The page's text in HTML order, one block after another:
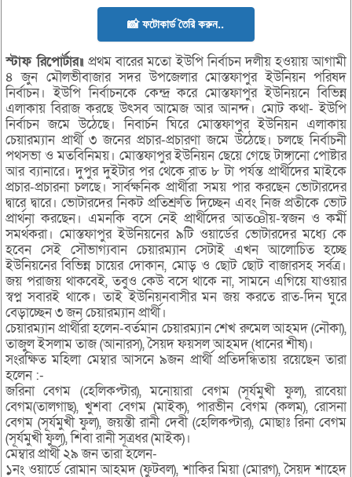
📸 ফটোকার্ড তৈরি করুন..
স্টাফ রিপোর্টার॥প্রথম বারের মতো ইউপি নির্বাচন দলীয় হওয়ায় আগামী
৪ জুন মৌলভীবাজার সদর উপজেলার মোস্তফাপুর ইউনিয়ন পরিষদ
নির্বাচন। ইউপি নির্বাচনকে কেন্দ্র করে মোস্তফাপুর ইউনিয়নে বিভিন্ন
এলাকায় বিরাজ করছে উৎসব আমেজ আর আনন্দ। মোট কথা- ইউপি
নির্বাচন জমে উঠেছে। নিবার্চন ঘিরে মোস্তফাপুর ইউনিয়ন এলাকায়
চেয়ারম্যান প্রার্থী ৩ জনের প্রচার-প্রচারণা জমে উঠেছে। চলছে নির্বাচনী
পথসভা ও মতবিনিময়। মোস্তফাপুর ইউনিয়ন ছেয়ে গেছে টাঙ্গানো পোষ্টার
আর ব্যানারে। দুপুর দুইটার পর থেকে রাত ৮ টা পর্যন্ত প্রার্থীদের মাইকে
প্রচার-প্রচারনা চলছে। সার্বক্ষনিক প্রার্থীরা সময় পার করছেন ভোটারদের
দ্বারে দ্বারে। ভোটারদের নিকট প্রতিশ্রুতি দিচ্ছেন এবং নিজ প্রতীকে ভোট
প্রার্থনা করছেন। এমনকি বসে নেই প্রার্থীদের আতœীয়-স্বজন ও কর্মী
সমর্থকরা। মোস্তফাপুর ইউনিয়নের ৯টি ওয়ার্ডের ভোটারদের মধ্যে কে
হবেন সেই সৌভাগ্যবান চেয়ারম্যান সেটাই এখন আলোচিত হচ্ছে
ইউনিয়নের বিভিন্ন চায়ের দোকান, মোড় ও ছোট ছোট বাজারসহ সর্বত্র।
জয় পরাজয় থাকবেই, তবুও কেউ বসে থাকে না, সামনে এগিয়ে যাওয়ার
স্বপ্ন সবারই থাকে। তাই ইউনিয়নবাসীর মন জয় করতে রাত-দিন ঘুরে
বেড়াচ্ছেন ৩ জন চেয়ারম্যান প্রার্থী।
চেয়ারম্যান প্রার্থীরা হলেন-বর্তমান চেয়ারম্যান শেখ রুমেল আহমদ (নৌকা),
তাজুল ইসলাম তাজ (আনারস), সৈয়দ ফয়সল আহমদ (ধানের শীষ)।
সংরক্ষিত মহিলা মেম্বার আসনে ৯জন প্রার্থী প্রতিদন্ধিতায় রয়েছেন তারা
হলেন :-
জরিনা বেগম (হেলিকপ্টার), মনোয়ারা বেগম (সূর্যমুখী ফুল), রাবেয়া
বেগম(তালগাছ), খুশবা বেগম (মাইক), পারভীন বেগম (কলম), রোসনা
বেগম (সূর্যমুখী ফুল), জয়ন্তী রানী দেবী (হেলিকপ্টার), মোছাঃ রিনা বেগম
(সূর্যমুখী ফুল), শিবা রানী সূত্রধর (মাইক)।
মেম্বার প্রার্থী ২৯ জন তারা হলেন-
১নং ওয়ার্ডে রোমান আহমদ (ফুটবল), শাকির মিয়া (মোরগ), সৈয়দ শাহেদ